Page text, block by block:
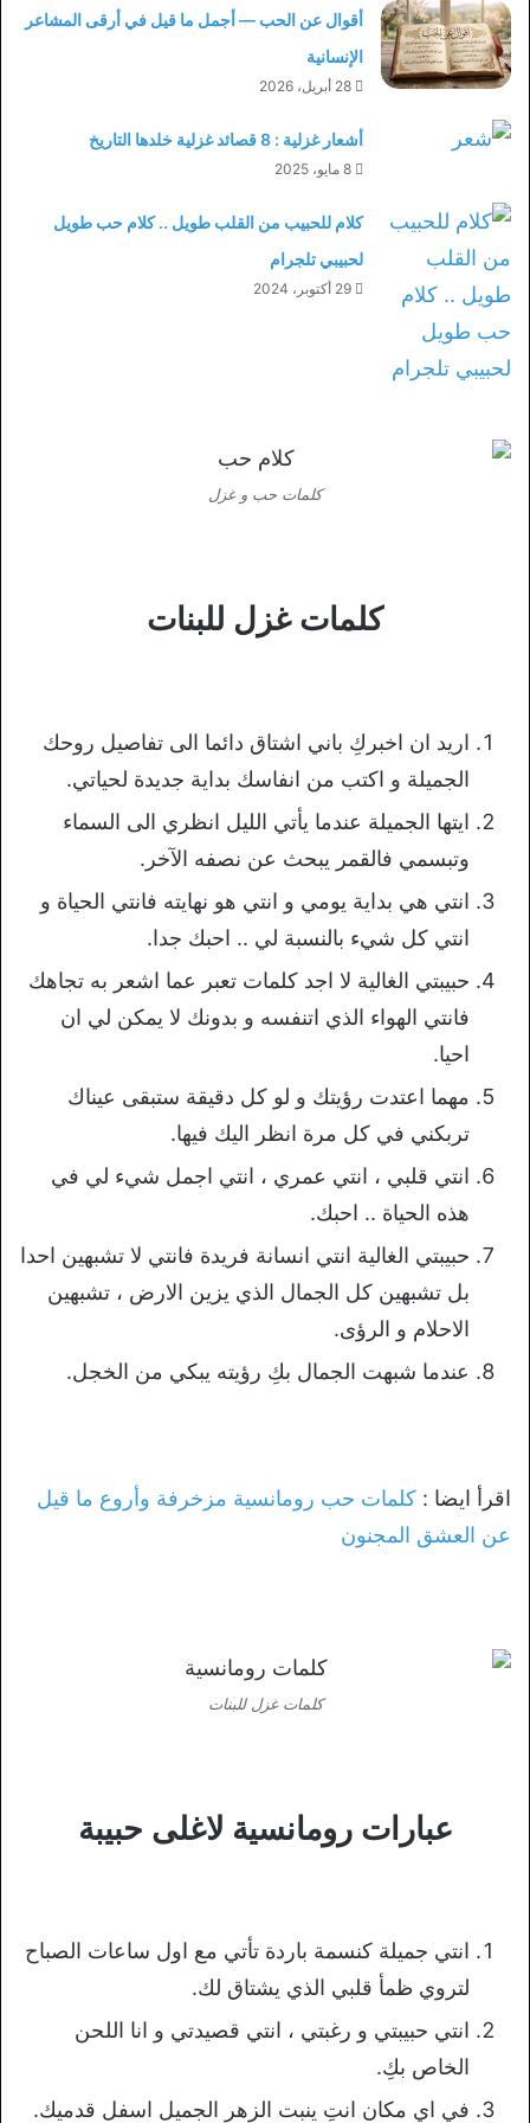
أقوال عن الحب — أجمل ما قيل في أرقى المشاعر
الإنسانية
28 أبريل، 2026
أشعار غزلية : 8 قصائد غزلية خلدها التاريخ
8 مايو، 2025
كلام للحبيب من القلب طويل .. كلام حب طويل
لحبيبي تلجرام
29 أكتوبر، 2024
كلمات حب و غزل
كلمات غزل للبنات
اريد ان اخبركِ باني اشتاق دائما الى تفاصيل روحك
الجميلة و اكتب من انفاسك بداية جديدة لحياتي.
ايتها الجميلة عندما يأتي الليل انظري الى السماء
وتبسمي فالقمر يبحث عن نصفه الآخر.
انتي هي بداية يومي و انتي هو نهايته فانتي الحياة و
انتي كل شيء بالنسبة لي .. احبك جدا.
حبيبتي الغالية لا اجد كلمات تعبر عما اشعر به تجاهك
فانتي الهواء الذي اتنفسه و بدونك لا يمكن لي ان
احيا.
مهما اعتدت رؤيتك و لو كل دقيقة ستبقى عيناك
تربكني في كل مرة انظر اليك فيها.
انتي قلبي ، انتي عمري ، انتي اجمل شيء لي في
هذه الحياة .. احبك.
حبيبتي الغالية انتي انسانة فريدة فانتي لا تشبهين احدا
بل تشبهين كل الجمال الذي يزين الارض ، تشبهين
الاحلام و الرؤى.
عندما شبهت الجمال بكِ رؤيته يبكي من الخجل.
اقرأ ايضا : كلمات حب رومانسية مزخرفة وأروع ما قيل
عن العشق المجنون
كلمات غزل للبنات
عبارات رومانسية لاغلى حبيبة
انتي جميلة كنسمة باردة تأتي مع اول ساعات الصباح
لتروي ظمأ قلبي الذي يشتاق لك.
انتي حبيبتي و رغبتي ، انتي قصيدتي و انا اللحن
الخاص بكِ.
في اي مكان انتِ ينبت الزهر الجميل اسفل قدميك.